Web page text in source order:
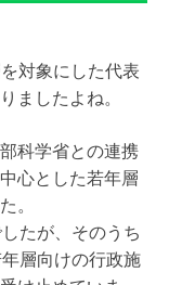
対象にした代表
ましたよね。
科学省との連携
心とした若年層
。
たが、そのうち
層向けの行政施